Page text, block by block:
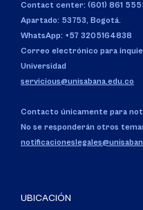
Contact center: (601) 861
Apartado: 53753, Bogotá.
WhatsApp: +57 3205164838
Correo electrónico para
Universidad
servicious@unisabana.edu.co
Contacto únicamente para
No se responderán otros
UBICACIÓN